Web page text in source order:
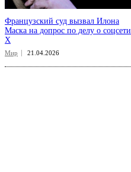
Французский суд вызвал Илона
Маска на допрос по делу о соцсети
X
Мир 21.04.2026